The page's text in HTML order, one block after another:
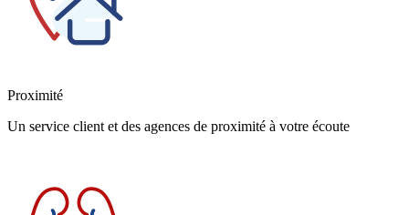
Proximité
Un service client et des agences de proximité à votre écoute